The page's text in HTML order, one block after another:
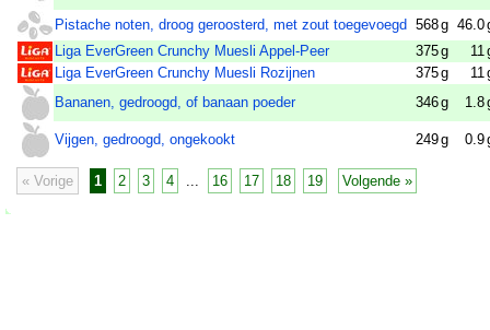
Pistache noten, droog geroosterd, met zout toegevoegd 568g 46.0
Liga EverGreen Crunchy Muesli Appel-Peer
375g 11
Liga EverGreen Crunchy Muesli Rozijnen
375g 11
Bananen, gedroogd, of banaan poeder
346g 1.8
Vijgen, gedroogd, ongekookt 249g 0.9
« Vorige 1 2 3 4 16 17 18 19 Volgende »